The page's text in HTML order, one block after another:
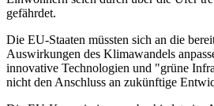
gefährdet.
Die EU-Staaten müssten sich an die
Auswirkungen des Klimawandels
innovative Technologien und "grüne
nicht den Anschluss an zukünftige